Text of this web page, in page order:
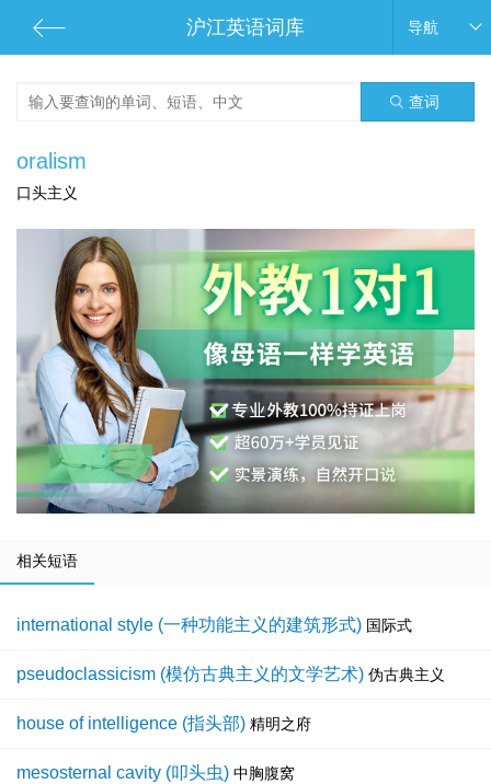
沪江英语词库 导航
查词
oralism
口头主义
相关短语
international style (一种功能主义的建筑形式) 国际式
pseudoclassicism (模仿古典主义的文学艺术) 伪古典主义
house of intelligence (指头部) 精明之府
mesosternal cavity (叩头虫) 中胸腹窝